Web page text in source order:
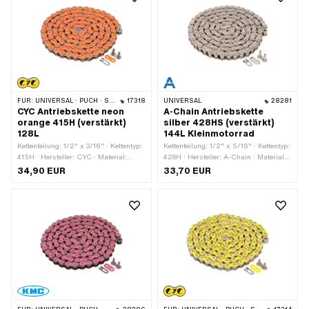
FÜR: UNIVERSAL · PUCH · SACHS · PONY / CILO (BETA 521 & 512) · ZÜNDAPP BELMONDO · TOMOS · BYE BIKE 17318
CYC Antriebskette neon
orange 415H (verstärkt)
128L
Kettenteilung: 1/2" x 3/16" · Kettentyp:
415H · Hersteller: CYC · Material:
Stahl · Farbe: orange · Anzahl
Federverschluss · Oberfläche: lackiert
34,90 EUR
UNIVERSAL 28281
A-Chain Antriebskette
silber 428HS (verstärkt)
144L Kleinmotorrad
Kettenteilung: 1/2" x 5/16" · Kettentyp:
428H · Hersteller: A-Chain · Material:
Stahl · Farbe: silber · Anzahl
33,70 EUR